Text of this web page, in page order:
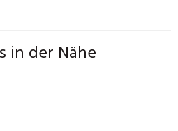
in der Nähe